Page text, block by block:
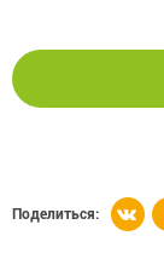
Поделиться: